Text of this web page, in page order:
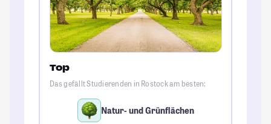
Top
Das gefällt Studierenden in Rostock am besten:
Natur- und Grünflächen